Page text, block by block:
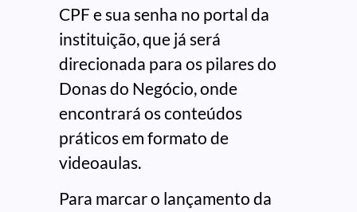
CPF e sua senha no portal da
instituição, que já será
direcionada para os pilares do
Donas do Negócio, onde
encontrará os conteúdos
práticos em formato de
videoaulas.
Para marcar o lançamento da